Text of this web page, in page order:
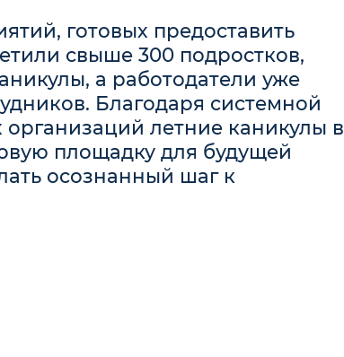
готовых предоставить
свыше 300 подростков,
а работодатели уже
Благодаря системной
летние каникулы в
площадку для будущей
осознанный шаг к